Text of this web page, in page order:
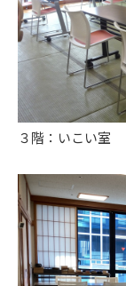
３階：いこい室